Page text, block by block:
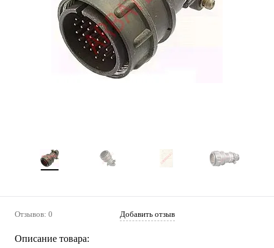
Отзывов: 0 Добавить отзыв
Описание товара: